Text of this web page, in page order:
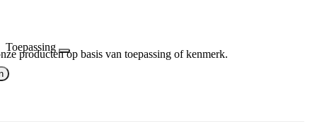
Toepassing
producten op basis van toepassing of kenmerk.